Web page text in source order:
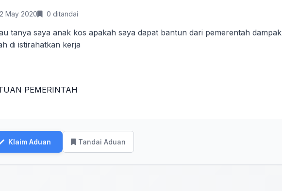
May 2020 0 ditandai
tanya saya anak kos apakah saya dapat bantun dari pemerentah dampak
di istirahatkan kerja
PEMERINTAH
Klaim Aduan Tandai Aduan